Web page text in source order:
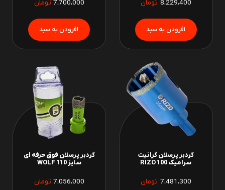
8،229،400 تومان 7،700،000 تومان
گردبر پرسلان گرانیت
سرامیک 100 RIZO
7،481،300 تومان
گردبر پرسلان فوق حرفه ای
سایز 110 WOLF
7،056،000 تومان